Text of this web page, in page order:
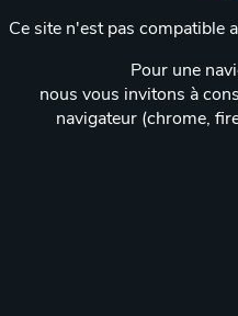
Ce site n'est pas compatible
Pour une
nous vous invitons à
navigateur (chrome,